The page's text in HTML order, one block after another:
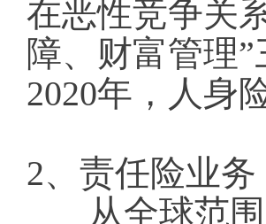
在恶性竞争关
障、财富管理
2020年，人身
2、责任险业务
从全球范